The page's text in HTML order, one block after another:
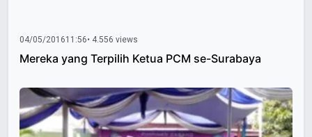
04/05/201611:56• 4.556 views
Mereka yang Terpilih Ketua PCM se-Surabaya